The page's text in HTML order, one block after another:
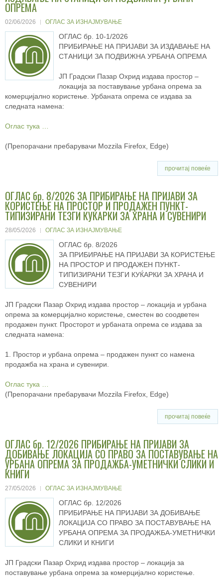
ОПРЕМА
02/06/2026 ОГЛАС ЗА ИЗНАЈМУВАЊЕ
ОГЛАС бр. 10-1/2026
ПРИБИРАЊЕ НА ПРИЈАВИ ЗА ИЗДАВАЊЕ НА
СТАНИЦИ ЗА ПОДВИЖНА УРБАНА ОПРЕМА
ЈП Градски Пазар Охрид издава простор –
локација за поставување урбана опрема за
комерцијално користење. Урбаната опрема се издава за
следната намена:
Оглас тука …
(Препорачани пребарувачи Mozzila Firefox, Edge)
прочитај повеќе
ОГЛАС бр. 8/2026 ЗА ПРИБИРАЊЕ НА ПРИЈАВИ ЗА
КОРИСТЕЊЕ НА ПРОСТОР И ПРОДАЖЕН ПУНКТ-
ТИПИЗИРАНИ ТЕЗГИ КУЌАРКИ ЗА ХРАНА И СУВЕНИРИ
28/05/2026 ОГЛАС ЗА ИЗНАЈМУВАЊЕ
ОГЛАС бр. 8/2026
ЗА ПРИБИРАЊЕ НА ПРИЈАВИ ЗА КОРИСТЕЊЕ
НА ПРОСТОР И ПРОДАЖЕН ПУНКТ-
ТИПИЗИРАНИ ТЕЗГИ КУЌАРКИ ЗА ХРАНА И
СУВЕНИРИ
ЈП Градски Пазар Охрид издава простор – локација и урбана
опрема за комерцијално користење, сместен во соодветен
продажен пункт. Просторот и урбаната опрема се издава за
следната намена:
1. Простор и урбана oпpeмa – продажен пункт со намена
продажба на храна и сувенири.
Оглас тука …
(Препорачани пребарувачи Mozzila Firefox, Edge)
прочитај повеќе
ОГЛАС бр. 12/2026 ПРИБИРАЊЕ НА ПРИЈАВИ ЗА
ДОБИВАЊЕ ЛОКАЦИЈА СО ПРАВО ЗА ПОСТАВУВАЊЕ НА
УРБАНА ОПРЕМА ЗА ПРОДАЖБА-УМЕТНИЧКИ СЛИКИ И
КНИГИ
27/05/2026 ОГЛАС ЗА ИЗНАЈМУВАЊЕ
ОГЛАС бр. 12/2026
ПРИБИРАЊЕ НА ПРИЈАВИ ЗА ДОБИВАЊЕ
ЛОКАЦИЈА СО ПРАВО ЗА ПОСТАВУВАЊЕ НА
УРБАНА ОПРЕМА ЗА ПРОДАЖБА-УМЕТНИЧКИ
СЛИКИ И КНИГИ
ЈП Градски Пазар Охрид издава простор – локација за
поставување урбана опрема за комерцијално користење.